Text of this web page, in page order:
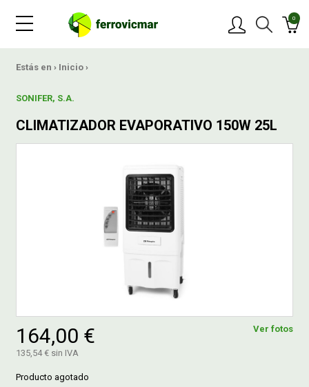
0
Estás en › Inicio ›
SONIFER, S.A.
CLIMATIZADOR EVAPORATIVO 150W 25L
Ver fotos
164,00 €
135,54 € sin IVA
Producto agotado
OFERTAS
NOVEDADES
BLOG
CONTACTAR